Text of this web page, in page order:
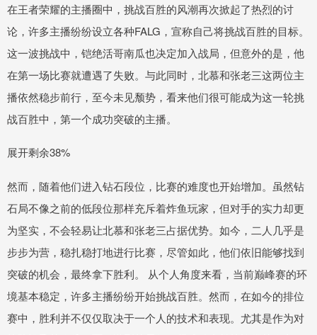
在王者荣耀的主播圈中，挑战百胜的风潮再次掀起了热烈的讨
论，许多主播纷纷设立各种FALG，宣称自己将挑战百胜的目标。
这一波挑战中，铠绝活哥南瓜也决定加入战局，但意外的是，他
在第一场比赛就遭遇了失败。与此同时，北慕和张老三这两位主
播依然稳步前行，至今未见颓势，看来他们很可能成为这一轮挑
战百胜中，第一个成功突破的主播。
展开剩余38%
然而，随着他们进入钻石段位，比赛的难度也开始增加。虽然钻
石局不像之前的低段位那样充斥着炸鱼玩家，但对手的实力却更
为坚实，不会轻易让北慕和张老三占据优势。如今，二人几乎是
步步为营，稳扎稳打地进行比赛，尽管如此，他们依旧能够找到
突破的机会，最终拿下胜利。 从个人角度来看，当前巅峰赛的环
境基本稳定，许多主播纷纷开始挑战百胜。然而，在如今的排位
赛中，胜利并不仅仅取决于一个人的技术和表现。尤其是作为对